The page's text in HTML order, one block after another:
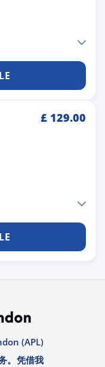
£ 129.00
(APL)
。凭借我